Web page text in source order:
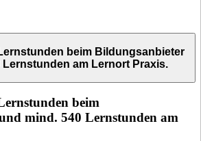
beim Bildungsanbieter
Lernstunden am Lernort Praxis.
beim
mind. 540 Lernstunden am